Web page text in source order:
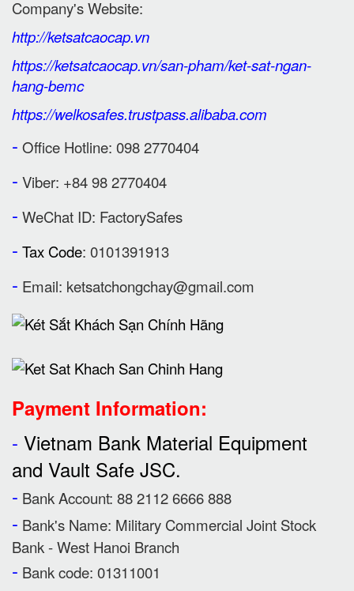
Company's Website:
http://ketsatcaocap.vn
https://ketsatcaocap.vn/san-pham/ket-sat-ngan-
hang-bemc
https://welkosafes.trustpass.alibaba.com
- Office Hotline: 098 2770404
- Viber: +84 98 2770404
- WeChat ID: FactorySafes
- Tax Code: 0101391913
- Email: ketsatchongchay@gmail.com
Payment Information:
- Vietnam Bank Material Equipment
and Vault Safe JSC.
- Bank Account: 88 2112 6666 888
- Bank's Name: Military Commercial Joint Stock
Bank - West Hanoi Branch
- Bank code: 01311001